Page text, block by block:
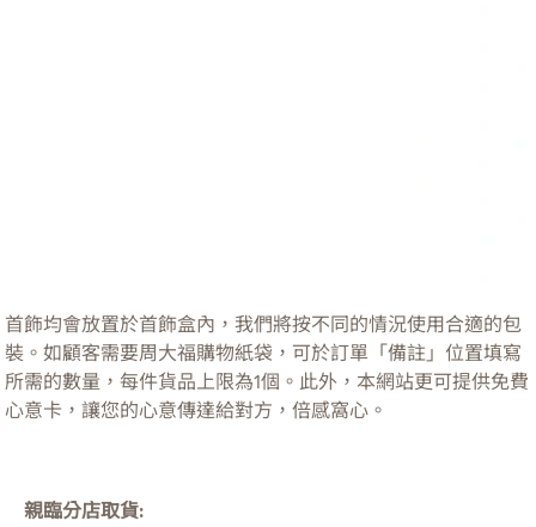
首飾均會放置於首飾盒內，我們將按不同的情況使用合適的包
裝。如顧客需要周大福購物紙袋，可於訂單「備註」位置填寫
所需的數量，每件貨品上限為1個。此外，本網站更可提供免費
心意卡，讓您的心意傳達給對方，倍感窩心。
親臨分店取貨: